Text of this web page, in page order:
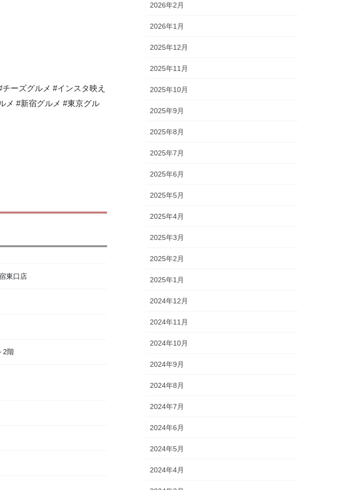
ーズグルメ #インスタ映え
メ #新宿グルメ #東京グル
東口店
2階
2026年2月
2026年1月
2025年12月
2025年11月
2025年10月
2025年9月
2025年8月
2025年7月
2025年6月
2025年5月
2025年4月
2025年3月
2025年2月
2025年1月
2024年12月
2024年11月
2024年10月
2024年9月
2024年8月
2024年7月
2024年6月
2024年5月
2024年4月